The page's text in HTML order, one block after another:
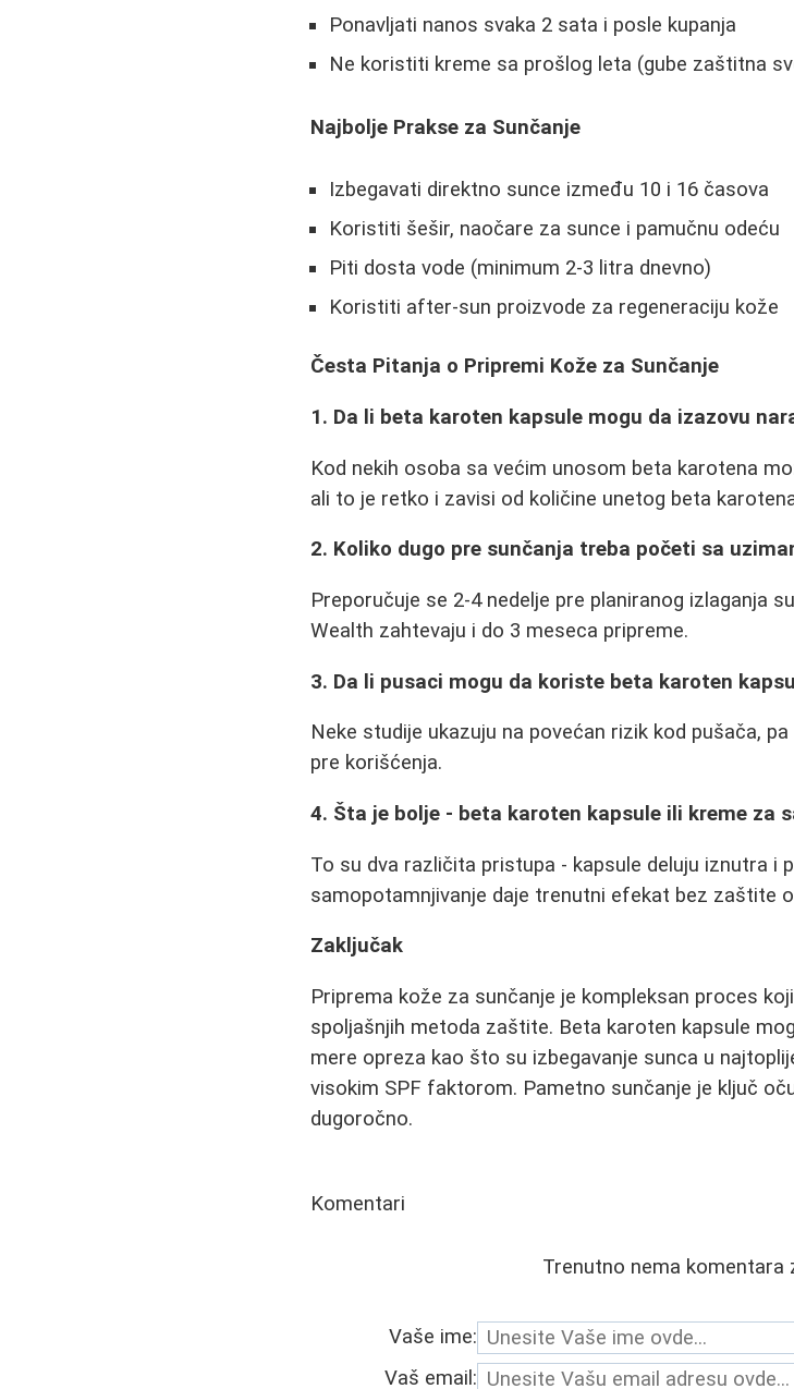
Ponavljati nanos svaka 2 sata i posle kupanja
Ne koristiti kreme sa prošlog leta (gube zaštitna
Najbolje Prakse za Sunčanje
Izbegavati direktno sunce između 10 i 16 časova
Koristiti šešir, naočare za sunce i pamučnu odeću
Piti dosta vode (minimum 2-3 litra dnevno)
Koristiti after-sun proizvode za regeneraciju kože
Česta Pitanja o Pripremi Kože za Sunčanje
1. Da li beta karoten kapsule mogu da izazovu
Kod nekih osoba sa većim unosom beta karotena
ali to je retko i zavisi od količine unetog beta
2. Koliko dugo pre sunčanja treba početi sa
Preporučuje se 2-4 nedelje pre planiranog izlaganja
Wealth zahtevaju i do 3 meseca pripreme.
3. Da li pusaci mogu da koriste beta karoten
Neke studije ukazuju na povećan rizik kod pušača,
pre korišćenja.
4. Šta je bolje - beta karoten kapsule ili kreme za
To su dva različita pristupa - kapsule deluju iznutra i
samopotamnjivanje daje trenutni efekat bez zaštite
Zaključak
Priprema kože za sunčanje je kompleksan proces
spoljašnjih metoda zaštite. Beta karoten kapsule
mere opreza kao što su izbegavanje sunca u
visokim SPF faktorom. Pametno sunčanje je ključ
dugoročno.
Komentari
Trenutno nema komentara
Vaše ime:
Vaš email: